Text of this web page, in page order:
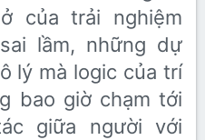
của trải nghiệm
lầm, những dự
lý mà logic của trí
bao giờ chạm tới
giữa người với